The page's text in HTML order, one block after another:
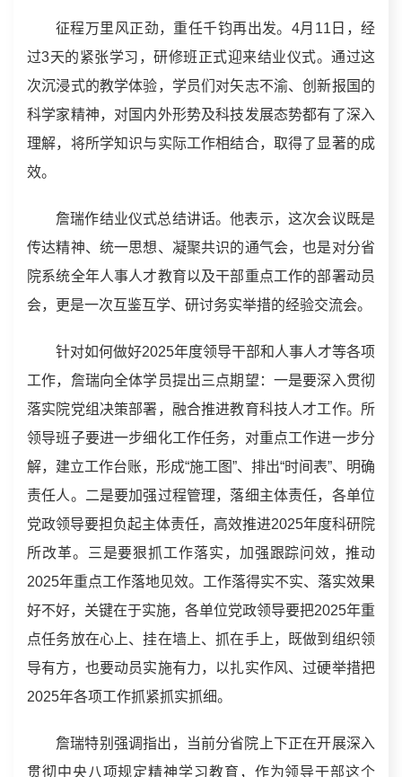
征程万里风正劲，重任千钧再出发。4月11日，经
过3天的紧张学习，研修班正式迎来结业仪式。通过这
次沉浸式的教学体验，学员们对矢志不渝、创新报国的
科学家精神，对国内外形势及科技发展态势都有了深入
理解，将所学知识与实际工作相结合，取得了显著的成
效。
詹瑞作结业仪式总结讲话。他表示，这次会议既是
传达精神、统一思想、凝聚共识的通气会，也是对分省
院系统全年人事人才教育以及干部重点工作的部署动员
会，更是一次互鉴互学、研讨务实举措的经验交流会。
针对如何做好2025年度领导干部和人事人才等各项
工作，詹瑞向全体学员提出三点期望：一是要深入贯彻
落实院党组决策部署，融合推进教育科技人才工作。所
领导班子要进一步细化工作任务，对重点工作进一步分
解，建立工作台账，形成“施工图”、排出“时间表”、明确
责任人。二是要加强过程管理，落细主体责任，各单位
党政领导要担负起主体责任，高效推进2025年度科研院
所改革。三是要狠抓工作落实，加强跟踪问效，推动
2025年重点工作落地见效。工作落得实不实、落实效果
好不好，关键在于实施，各单位党政领导要把2025年重
点任务放在心上、挂在墙上、抓在手上，既做到组织领
导有方，也要动员实施有力，以扎实作风、过硬举措把
2025年各项工作抓紧抓实抓细。
詹瑞特别强调指出，当前分省院上下正在开展深入
贯彻中央八项规定精神学习教育，作为领导干部这个